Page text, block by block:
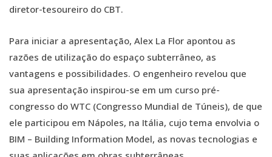
diretor-tesoureiro do CBT.
Para iniciar a apresentação, Alex La Flor apontou as
razões de utilização do espaço subterrâneo, as
vantagens e possibilidades. O engenheiro revelou que
sua apresentação inspirou-se em um curso pré-
congresso do WTC (Congresso Mundial de Túneis), de que
ele participou em Nápoles, na Itália, cujo tema envolvia o
BIM – Building Information Model, as novas tecnologias e